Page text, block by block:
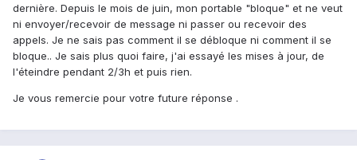
dernière. Depuis le mois de juin, mon portable "bloque" et ne veut
ni envoyer/recevoir de message ni passer ou recevoir des
appels. Je ne sais pas comment il se débloque ni comment il se
bloque.. Je sais plus quoi faire, j'ai essayé les mises à jour, de
l'éteindre pendant 2/3h et puis rien.
Je vous remercie pour votre future réponse .